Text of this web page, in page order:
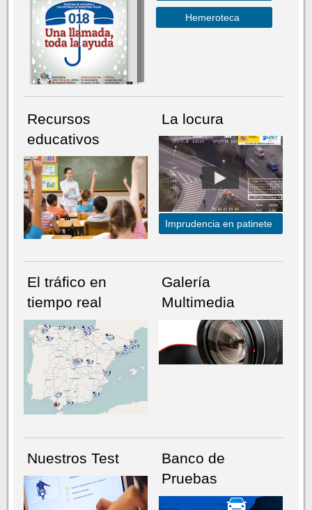
NÚMERO ACTUALHEMEROTECA
Hemeroteca
Recursos
educativos
La locura
Imprudencia en patinete
El tráfico en
tiempo real
Galería
Multimedia
Nuestros Test
Banco de
Pruebas